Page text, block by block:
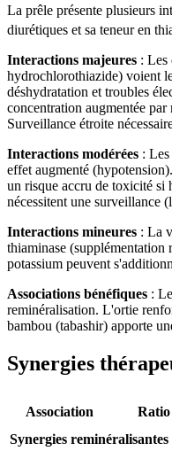
La prêle présente plusieurs
diurétiques et sa teneur en
Interactions majeures : Les
hydrochlorothiazide) voient
déshydratation et troubles
concentration augmentée
Surveillance étroite
Interactions modérées :
effet augmenté
un risque accru de toxicité si
nécessitent une surveillance
Interactions mineures : La
thiaminase (supplémentation
potassium peuvent
Associations bénéfiques :
reminéralisation. L'ortie
bambou (tabashir) apporte
Synergies
Association Ratio
Synergies reminéralisantes